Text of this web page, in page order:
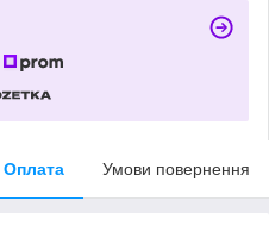
Оплата Умови повернення